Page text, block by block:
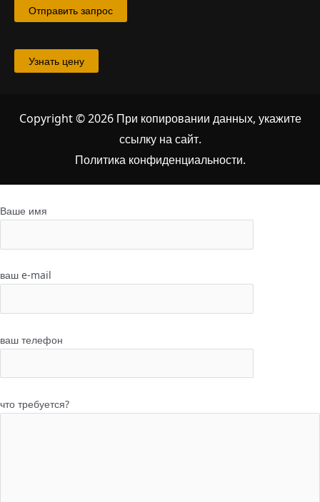
Отправить запрос
Узнать цену
Copyright © 2026 При копировании данных, укажите
ссылку на сайт.
Политика конфиденциальности.
Ваше имя
ваш e-mail
ваш телефон
что требуется?